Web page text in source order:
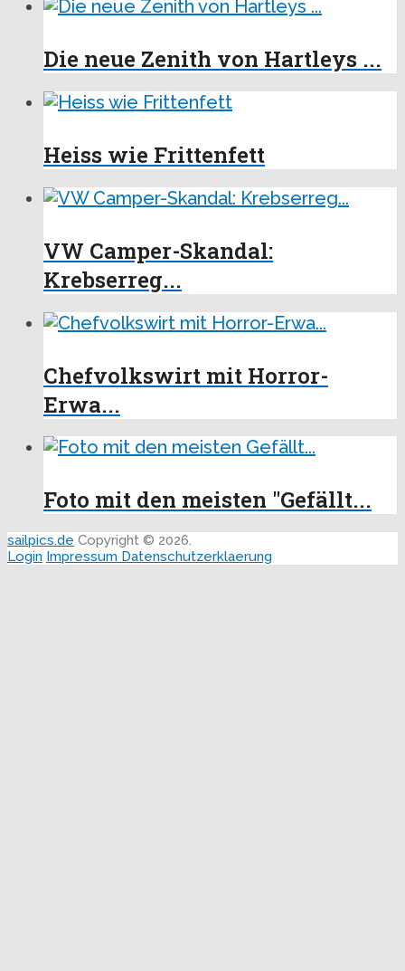
Die neue Zenith von Hartleys ...
Heiss wie Frittenfett
VW Camper-Skandal:
Krebserreg...
Chefvolkswirt mit Horror-
Erwa...
Foto mit den meisten "Gefällt...
sailpics.de Copyright © 2026.
Login Impressum Datenschutzerklaerung